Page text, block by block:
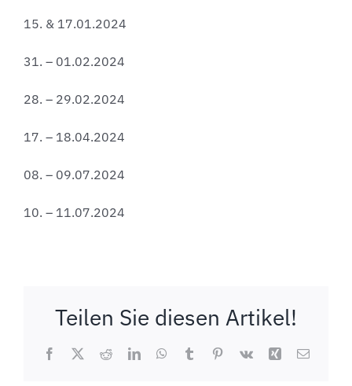
15. & 17.01.2024
31. – 01.02.2024
28. – 29.02.2024
17. – 18.04.2024
08. – 09.07.2024
10. – 11.07.2024
Teilen Sie diesen Artikel!
Facebook
X RedditLinkedInWhatsApp
TumblrPinterest
Vk Xing E-